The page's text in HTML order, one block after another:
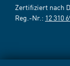
Zertifiziert nach
Reg.-Nr.: 12 310